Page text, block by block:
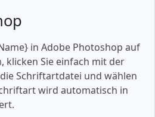
in Adobe Photoshop auf
klicken Sie einfach mit der
Schriftartdatei und wählen
wird automatisch in